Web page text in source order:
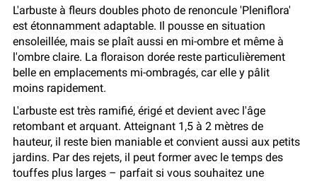
L'arbuste à fleurs doubles photo de renoncule 'Pleniflora'
est étonnamment adaptable. Il pousse en situation
ensoleillée, mais se plaît aussi en mi-ombre et même à
l'ombre claire. La floraison dorée reste particulièrement
belle en emplacements mi-ombragés, car elle y pâlit
moins rapidement.
L'arbuste est très ramifié, érigé et devient avec l'âge
retombant et arquant. Atteignant 1,5 à 2 mètres de
hauteur, il reste bien maniable et convient aussi aux petits
jardins. Par des rejets, il peut former avec le temps des
touffes plus larges – parfait si vous souhaitez une